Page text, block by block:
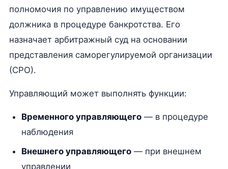
полномочия по управлению имуществом
должника в процедуре банкротства. Его
назначает арбитражный суд на основании
представления саморегулируемой организации
(СРО).
Управляющий может выполнять функции:
Временного управляющего— в процедуре
наблюдения
Внешнего управляющего— при внешнем
управлении